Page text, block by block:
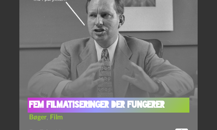
Fem filmatiseringer der fungerer
Bøger Film